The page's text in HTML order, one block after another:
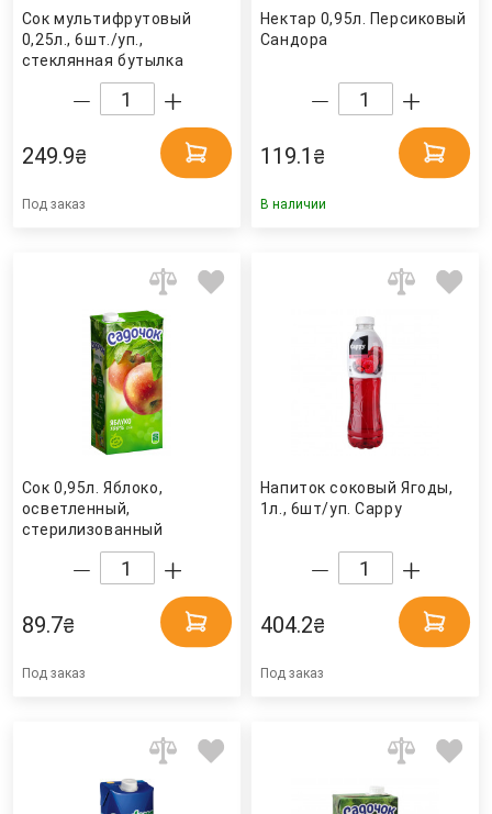
Сок мультифрутовый
0,25л., 6шт./уп.,
стеклянная бутылка
249.9₴
Под заказ
Нектар 0,95л. Персиковый
Сандора
119.1 ₴
В наличии
Сок 0,95л. Яблоко,
осветленный,
стерилизованный
89.7₴
Под заказ
Напиток соковый Ягоды,
1л., 6шт/уп. Cappy
404.2₴
Под заказ